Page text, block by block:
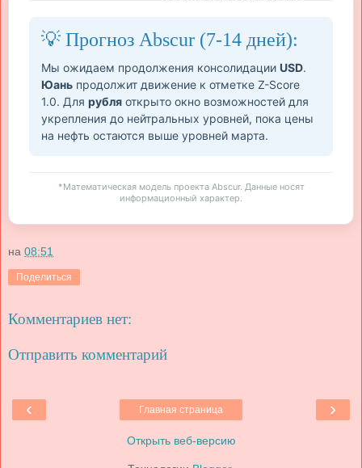
💡 Прогноз Abscur (7-14 дней):
Мы ожидаем продолжения консолидации USD.
Юань продолжит движение к отметке Z-Score
1.0. Для рубля открыто окно возможностей для
укрепления до нейтральных уровней, пока цены
на нефть остаются выше уровней марта.
*Математическая модель проекта Abscur. Данные носят
информационный характер.
на 08:51
Поделиться
Комментариев нет:
Отправить комментарий
‹ ›
Главная страница
Открыть веб-версию